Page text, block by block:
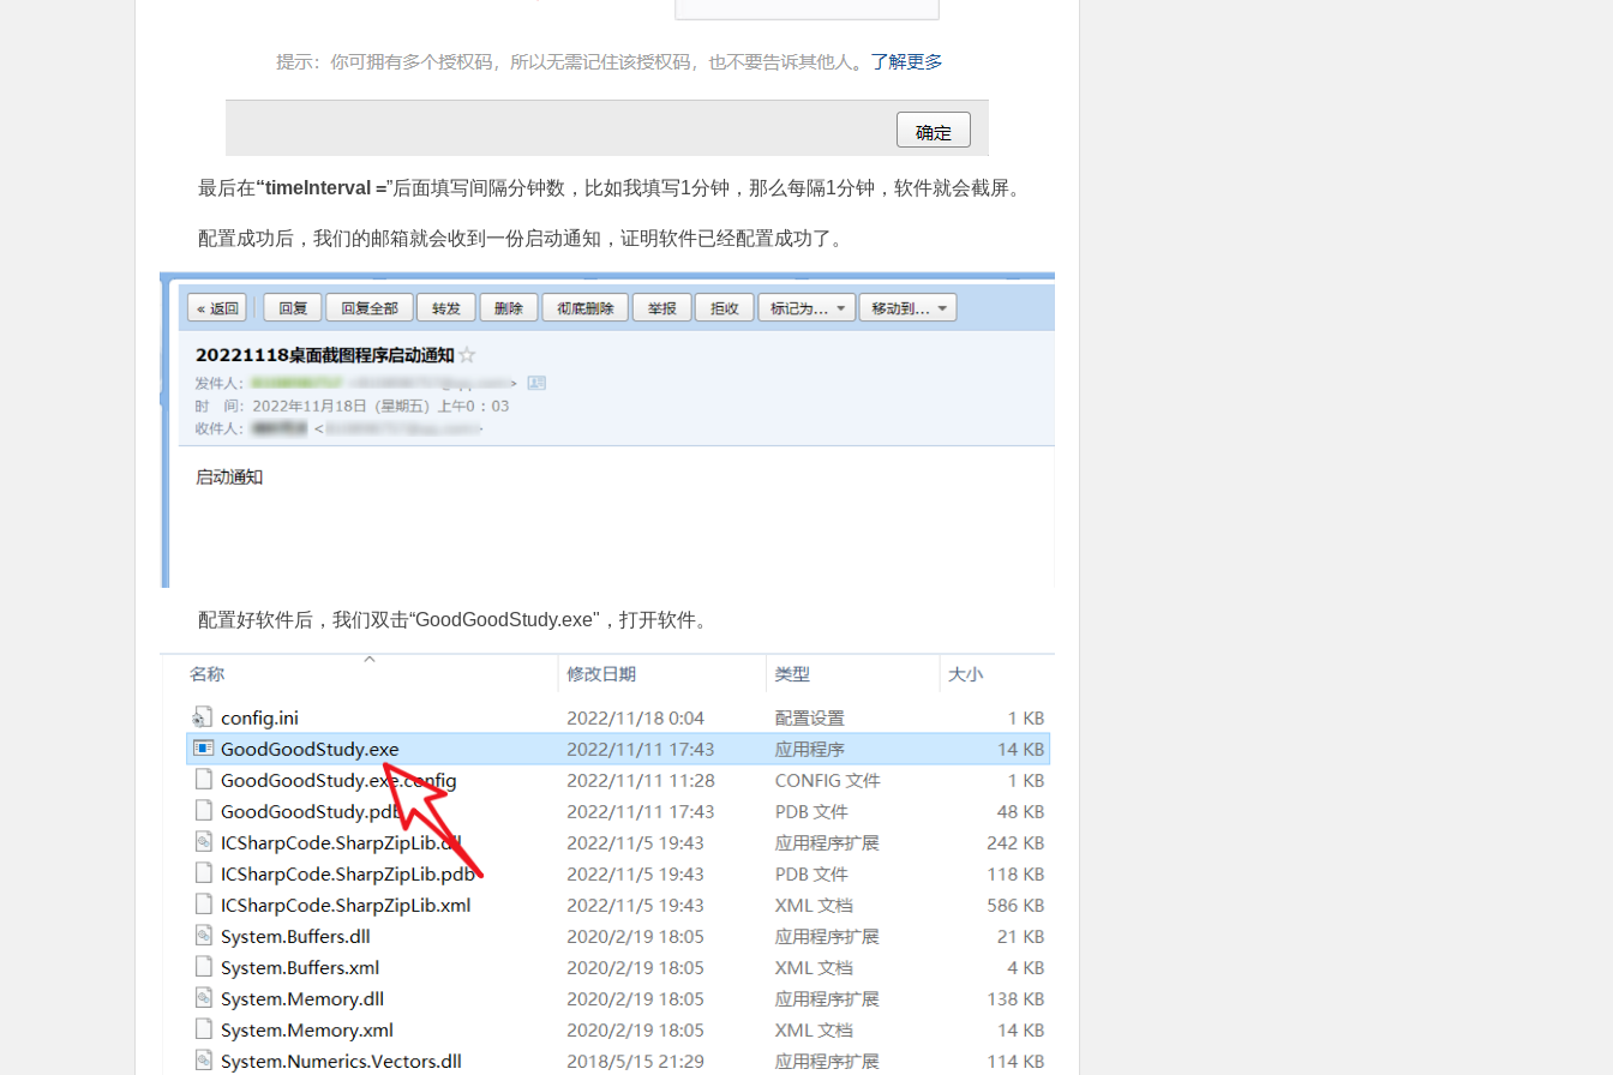
最后在“timeInterval =”后面填写间隔分钟数，比如我填写1分钟，那么每隔1分钟，软件就会截屏。
配置成功后，我们的邮箱就会收到一份启动通知，证明软件已经配置成功了。
配置好软件后，我们双击“GoodGoodStudy.exe"，打开软件。